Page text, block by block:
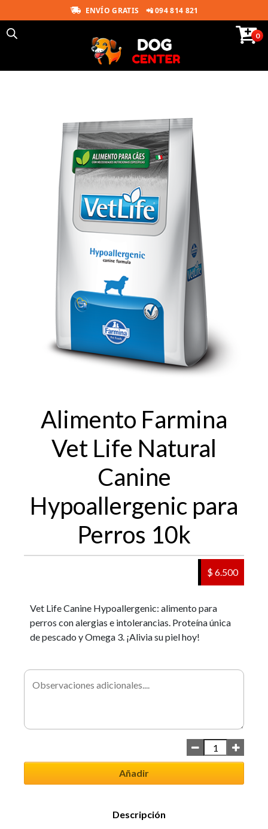
ENVÍO GRATIS 📲 094 814 821
0
Alimento Farmina
Vet Life Natural
Canine
Hypoallergenic para
Perros 10k
$ 6.500
Vet Life Canine Hypoallergenic: alimento para
perros con alergias e intolerancias. Proteína única
de pescado y Omega 3. ¡Alivia su piel hoy!
Añadir
Descripción